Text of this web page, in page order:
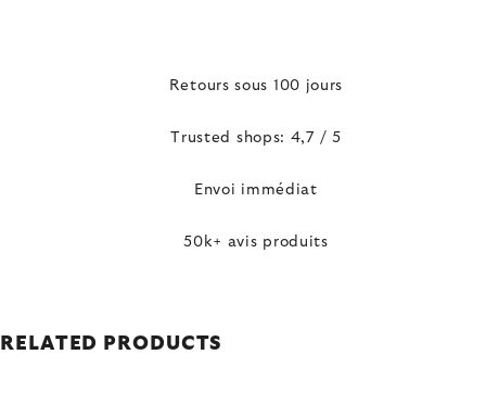
Retours sous 100 jours
Trusted shops: 4,7 / 5
Envoi immédiat
50k+ avis produits
RELATED PRODUCTS